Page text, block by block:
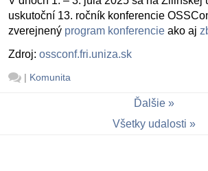
uskutoční 13. ročník konferencie
zverejnený program konferencie ako aj
Zdroj: ossconf.fri.uniza.sk
| Komunita
Ďalšie
Všetky udalosti